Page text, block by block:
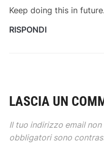
Keep doing this in
RISPONDI
LASCIA UN
Il tuo indirizzo email
obbligatori sono